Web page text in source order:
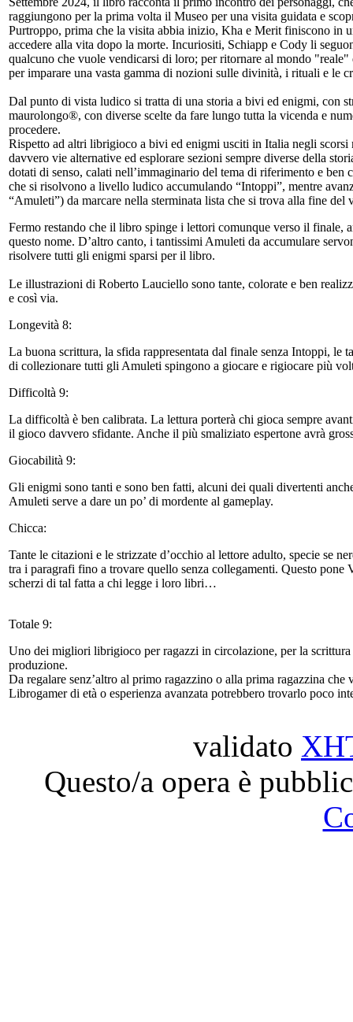
raggiungono per la prima volta il Museo per una visita guidata e
Purtroppo, prima che la visita abbia inizio, Kha e Merit finiscono in
accedere alla vita dopo la morte. Incuriositi, Schiapp e Cody li
qualcuno che vuole vendicarsi di loro; per ritornare al mondo
per imparare una vasta gamma di nozioni sulle divinità, i rituali e le
Dal punto di vista ludico si tratta di una storia a bivi ed enigmi, con
maurolongo®, con diverse scelte da fare lungo tutta la vicenda e
procedere.
Rispetto ad altri librigioco a bivi ed enigmi usciti in Italia negli
davvero vie alternative ed esplorare sezioni sempre diverse della
dotati di senso, calati nell’immaginario del tema di riferimento e
che si risolvono a livello ludico accumulando “Intoppi”, mentre
“Amuleti”) da marcare nella sterminata lista che si trova alla fine del
Fermo restando che il libro spinge i lettori comunque verso il
questo nome. D’altro canto, i tantissimi Amuleti da accumulare
risolvere tutti gli enigmi sparsi per il libro.
Le illustrazioni di Roberto Lauciello sono tante, colorate e ben
e così via.
Longevità 8:
La buona scrittura, la sfida rappresentata dal finale senza Intoppi,
di collezionare tutti gli Amuleti spingono a giocare e rigiocare più
Difficoltà 9:
La difficoltà è ben calibrata. La lettura porterà chi gioca sempre
il gioco davvero sfidante. Anche il più smaliziato espertone avrà
Giocabilità 9:
Gli enigmi sono tanti e sono ben fatti, alcuni dei quali divertenti
Amuleti serve a dare un po’ di mordente al gameplay.
Chicca:
Tante le citazioni e le strizzate d’occhio al lettore adulto, specie se
tra i paragrafi fino a trovare quello senza collegamenti. Questo
scherzi di tal fatta a chi legge i loro libri…
Totale 9:
Uno dei migliori librigioco per ragazzi in circolazione, per la
produzione.
Da regalare senz’altro al primo ragazzino o alla prima ragazzina che
Librogamer di età o esperienza avanzata potrebbero trovarlo poco
validato
Questo/a opera è